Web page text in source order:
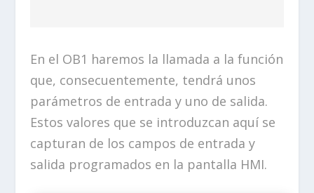
En el OB1 haremos la llamada a la función
que, consecuentemente, tendrá unos
parámetros de entrada y uno de salida.
Estos valores que se introduzcan aquí se
capturan de los campos de entrada y
salida programados en la pantalla HMI.